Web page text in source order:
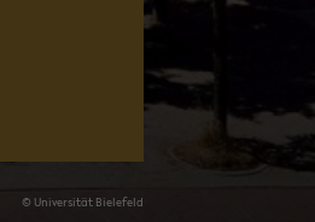
© Uni­ver­si­tät Bie­le­feld